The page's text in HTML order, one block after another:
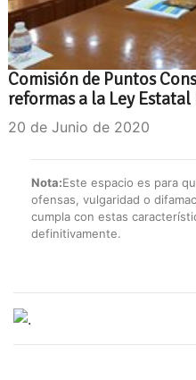
Comisión de Puntos
reformas a la Ley
20 de Junio de 2020
Nota:Este espacio es para
ofensas, vulgaridad o
cumpla con estas
definitivamente.